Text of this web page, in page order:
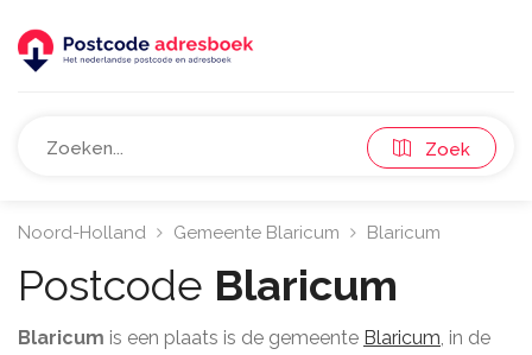
Zoek
Noord-Holland Gemeente Blaricum Blaricum
Postcode Blaricum
Blaricum is een plaats is de gemeente Blaricum, in de